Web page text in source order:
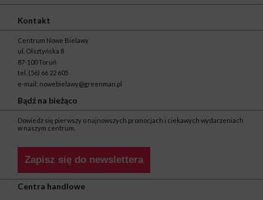
Kontakt
Centrum Nowe Bielawy
ul. Olsztyńska 8
87-100 Toruń
tel. (56) 66 22 605
e-mail: nowebielawy@greenman.pl
Bądź na bieżąco
Dowiedz się pierwszy o najnowszych promocjach i ciekawych wydarzeniach
w naszym centrum.
Zapisz się do newslettera
Centra handlowe